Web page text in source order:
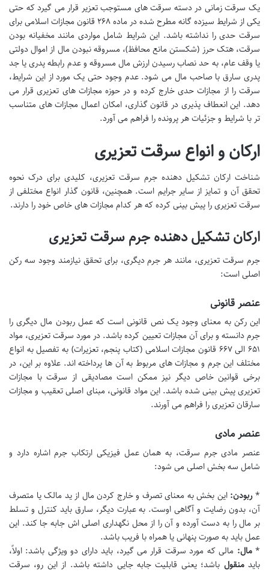
یک سرقت زمانی در دسته سرقت های مستوجب تعزیر قرار می گیرد که حتی
یکی از شرایط سیزده گانه مطرح شده در ماده ۲۶۸ قانون مجازات اسلامی برای
سرقت حدی را نداشته باشد. این شرایط شامل مواردی مانند مخفیانه بودن
سرقت، هتک حرز (شکستن مانع محافظ)، مسروقه نبودن مال از اموال دولتی
یا وقف عام، به حد نصاب رسیدن ارزش مال مسروقه و عدم رابطه پدری یا جد
پدری سارق با صاحب مال می شود. عدم وجود حتی یک مورد از این شرایط،
سرقت را از مجازات حدی خارج کرده و در حوزه مجازات های تعزیری قرار می
دهد. این انعطاف پذیری در قانون گذاری، امکان اعمال مجازات های متناسب
تر با شرایط و جزئیات هر پرونده را فراهم می آورد.
ارکان و انواع سرقت تعزیری
شناخت ارکان تشکیل دهنده جرم سرقت تعزیری، کلیدی برای درک نحوه
تحقق آن و تمایز از سایر جرایم است. همچنین، قانون گذار انواع مختلفی از
سرقت تعزیری را پیش بینی کرده که هر کدام مجازات های خاص خود را دارند.
ارکان تشکیل دهنده جرم سرقت تعزیری
جرم سرقت تعزیری، مانند هر جرم دیگری، برای تحقق نیازمند وجود سه رکن
اصلی است:
عنصر قانونی
این رکن به معنای وجود یک نص قانونی است که عمل ربودن مال دیگری را
جرم دانسته و برای آن مجازات تعیین کرده باشد. در مورد سرقت تعزیری، مواد
۶۵۱ الی ۶۶۷ قانون مجازات اسلامی (کتاب پنجم، تعزیرات) به تفصیل به انواع
مختلف این جرم و مجازات های مربوط به آن ها پرداخته اند. علاوه بر این، در
برخی قوانین خاص دیگر نیز ممکن است مصادیقی از سرقت با مجازات
تعزیری پیش بینی شده باشد. این مواد قانونی، مبنای اصلی تعقیب و مجازات
سارقان تعزیری را فراهم می آورند.
عنصر مادی
عنصر مادی جرم سرقت، به همان عمل فیزیکی ارتکاب جرم اشاره دارد و
شامل سه بخش اصلی می شود:
*ربودن: این بخش به معنای تصرف و خارج کردن مال از ید مالک یا متصرف
آن، بدون رضایت و آگاهی اوست. به عبارت دیگر، سارق باید کنترل و تسلط
بر مال را به دست آورده و آن را از محل نگهداری اصلی اش جابه جا کند. این
عمل باید به صورت پنهانی یا همراه با فریب باشد.
*مال: مالی که مورد سرقت قرار می گیرد، باید دارای دو ویژگی باشد: اولاً،
بایدمنقول باشد؛ یعنی قابلیت جابه جایی داشته باشد. از این رو، سرقت